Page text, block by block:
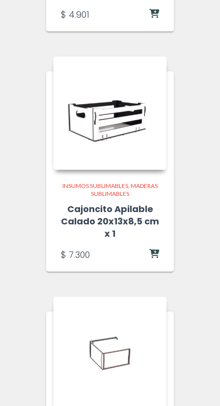
$ 4.901
INSUMOS SUBLIMABLES MADERAS
SUBLIMABLES
Cajoncito Apilable
Calado 20x13x8,5 cm
x 1
$ 7.300